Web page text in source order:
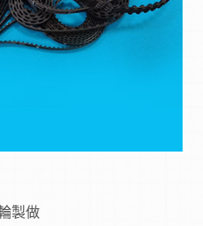
製做